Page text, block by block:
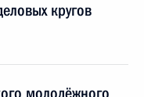
кругов
молодёжного